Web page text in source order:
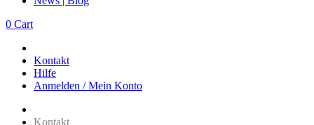
0 Cart
Kontakt
Hilfe
Anmelden / Mein Konto
Kontakt